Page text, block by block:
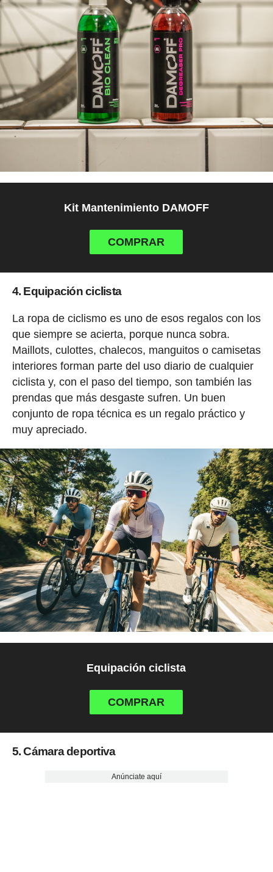
Kit Mantenimiento DAMOFF
COMPRAR
4. Equipación ciclista
La ropa de ciclismo es uno de esos regalos con los
que siempre se acierta, porque nunca sobra.
Maillots, culottes, chalecos, manguitos o camisetas
interiores forman parte del uso diario de cualquier
ciclista y, con el paso del tiempo, son también las
prendas que más desgaste sufren. Un buen
conjunto de ropa técnica es un regalo práctico y
muy apreciado.
Equipación ciclista
COMPRAR
5. Cámara deportiva
Anúnciate aquí